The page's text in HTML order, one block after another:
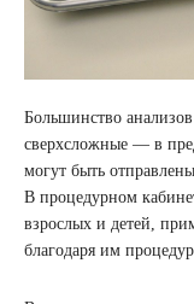
Большинство
сверхсложные — в
могут быть
В процедурном
взрослых и детей,
благодаря им